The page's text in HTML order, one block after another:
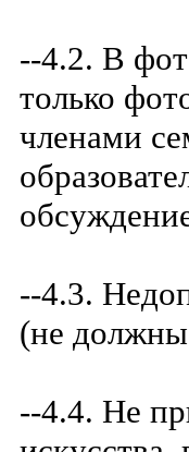
--4.2. В
только
членами
--4.3.
(не
--4.4. Не